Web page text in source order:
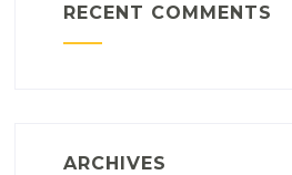
RECENT COMMENTS
ARCHIVES